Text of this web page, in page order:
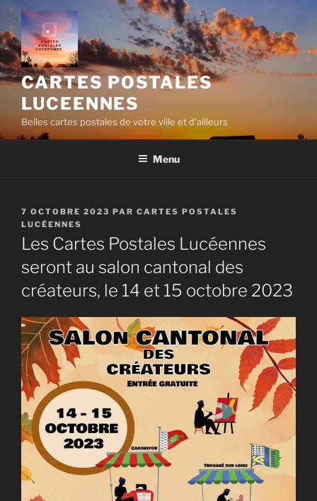
Aller
au
contenu
principal
CARTES POSTALES
LUCEENNES
Belles cartes postales de votre ville et d'ailleurs
Menu
PUBLIÉ
LE
7 OCTOBRE 2023 PAR CARTES POSTALES
LUCÉENNES
Les Cartes Postales Lucéennes
seront au salon cantonal des
créateurs, le 14 et 15 octobre 2023